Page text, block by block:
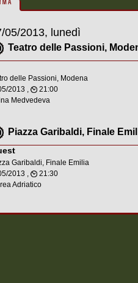
05/2013, lunedì
Teatro delle Passioni,
delle Passioni, Modena
2013 ,
21:00
Medvedeva
Piazza Garibaldi, Finale
Garibaldi, Finale Emilia
2013 ,
21:30
Adriatico